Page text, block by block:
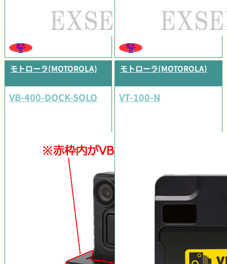
販売
可
販売
可
モトローラ(MOTOROLA)
VB-400-DOCK-SOLO
モトローラ(MOTOROLA)
VT-100-N